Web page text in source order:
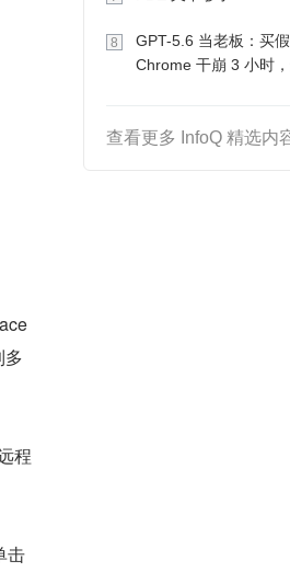
程
击
8
GPT-5.6 当老板：买
Chrome 干崩 3 小时
查看更多 InfoQ 精选内